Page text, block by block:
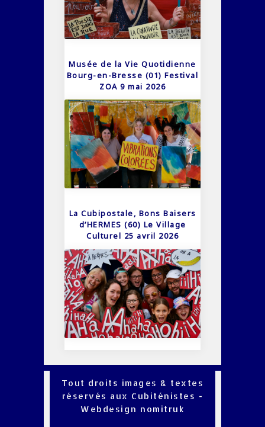
Musée de la Vie Quotidienne
Bourg-en-Bresse (01) Festival
ZOA 9 mai 2026
La Cubipostale, Bons Baisers
d’HERMES (60) Le Village
Culturel 25 avril 2026
Tout droits images & textes
réservés aux Cubiténistes -
Webdesign nomitruk